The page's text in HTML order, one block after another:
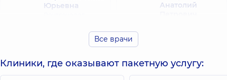
Юрьевна
Анатолий
Казимира
Казимировна
Все врачи
Клиники, где оказывают пакетную услугу: